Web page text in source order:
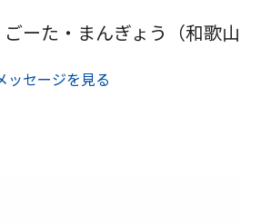
ーた・まんぎょう（和歌山
ッセージを見る